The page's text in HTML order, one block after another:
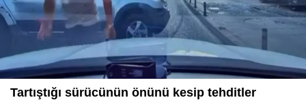
Tartıştığı sürücünün önünü kesip tehditler